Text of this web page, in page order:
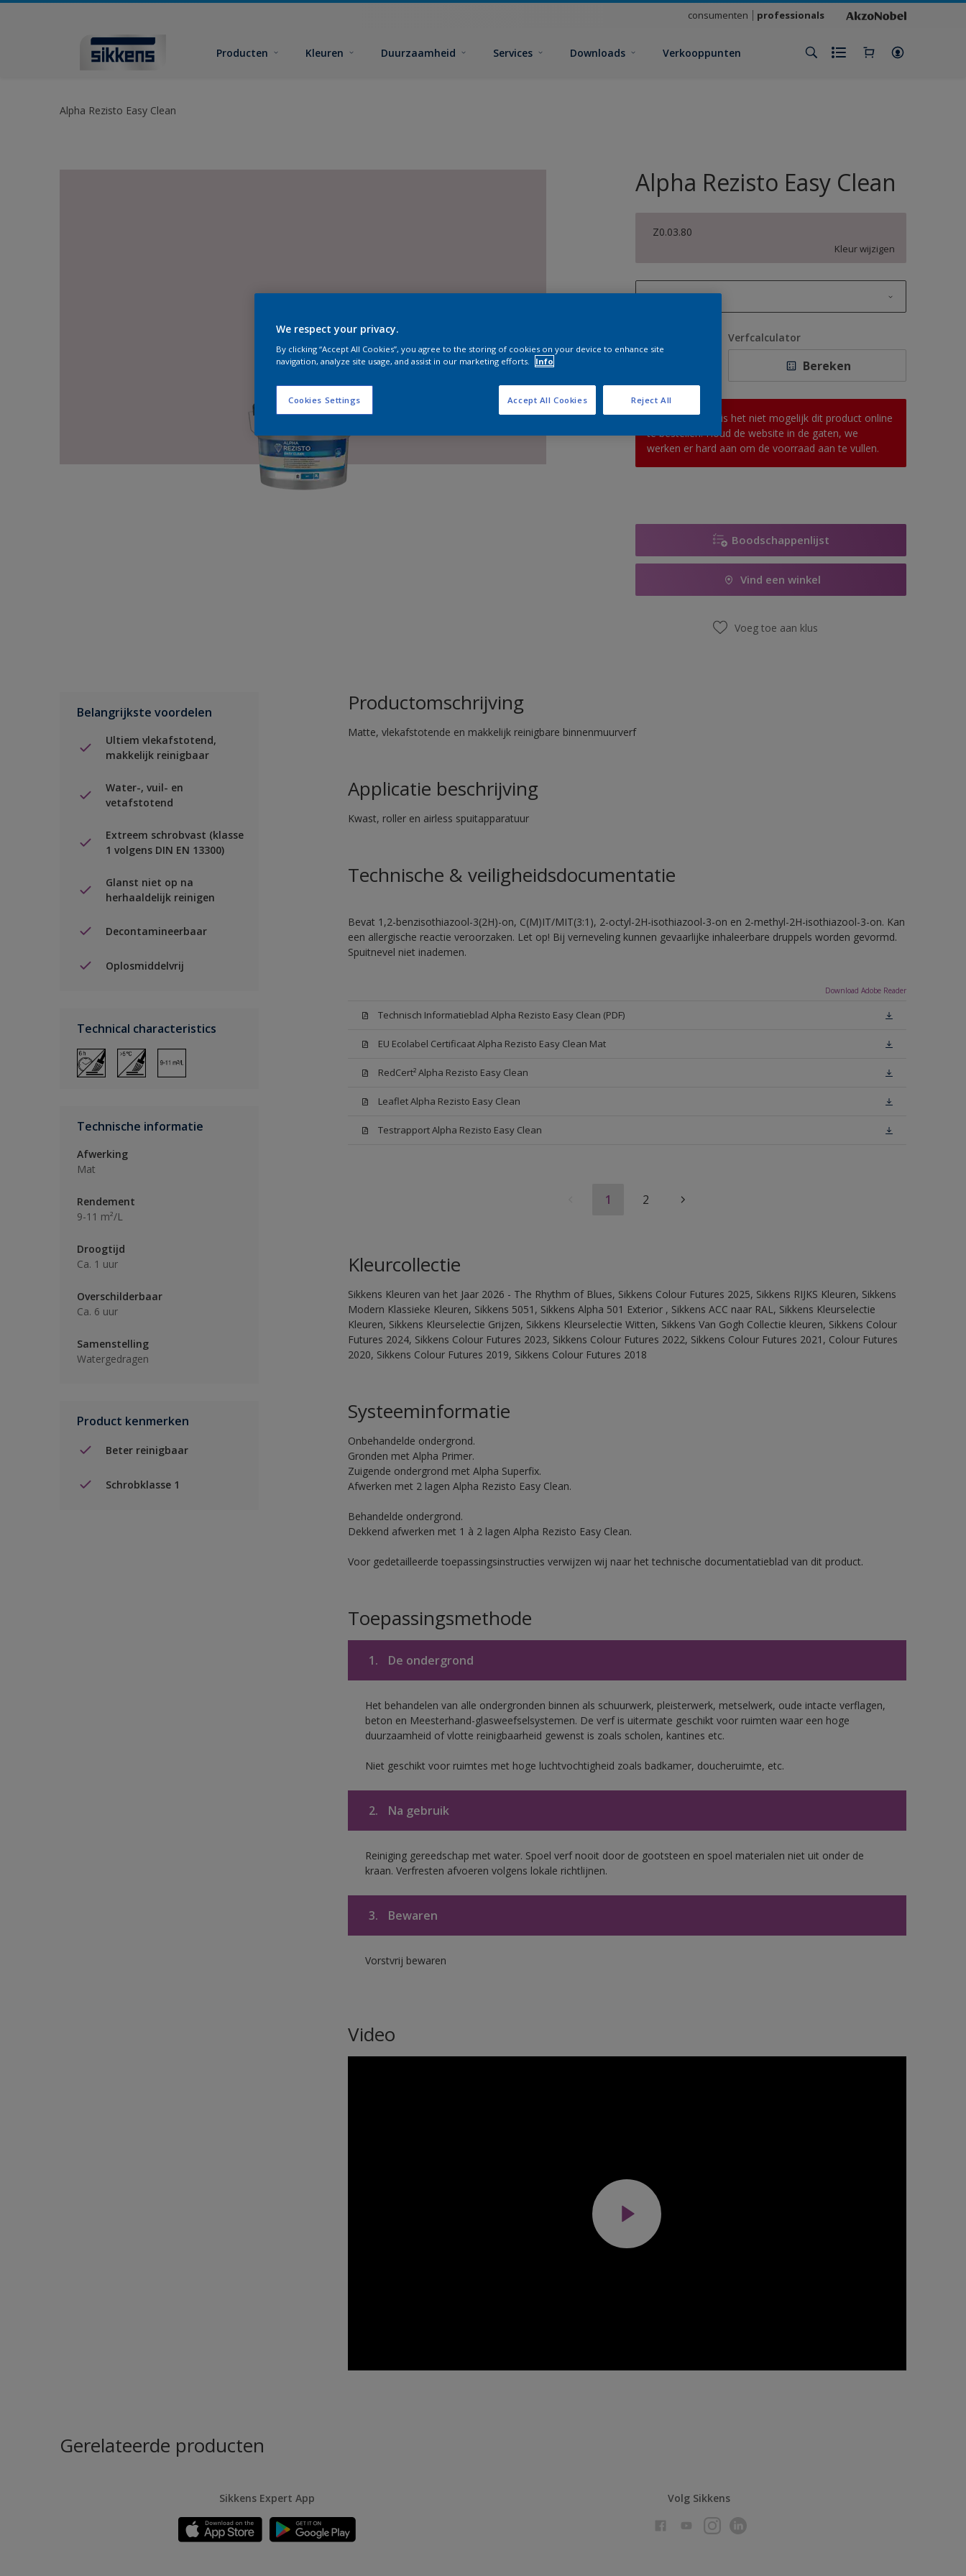
consumenten professionals
Producten Kleuren Duurzaamheid Services Downloads Verkooppunten
Alpha Rezisto Easy Clean
Alpha Rezisto Easy Clean
Z0.03.80
Kleur wijzigen
1 L
2,5 L
10 L
Verfcalculator
Bereken
Op dit moment is het niet mogelijk dit product online
te bestellen. Houd de website in de gaten, we
werken er hard aan om de voorraad aan te vullen.
Boodschappenlijst
Vind een winkel
Voeg toe aan klus
Belangrijkste voordelen
Ultiem vlekafstotend,
makkelijk reinigbaar
Water-, vuil- en
vetafstotend
Extreem schrobvast (klasse
1 volgens DIN EN 13300)
Glanst niet op na
herhaaldelijk reinigen
Decontamineerbaar
Oplosmiddelvrij
Technical characteristics
Technische informatie
Afwerking
Mat
Rendement
9-11 m²/L
Droogtijd
Ca. 1 uur
Overschilderbaar
Ca. 6 uur
Samenstelling
Watergedragen
Product kenmerken
Beter reinigbaar
Schrobklasse 1
Productomschrijving
Matte, vlekafstotende en makkelijk reinigbare binnenmuurverf
Applicatie beschrijving
Kwast, roller en airless spuitapparatuur
Technische & veiligheidsdocumentatie
Bevat 1,2-benzisothiazool-3(2H)-on, C(M)IT/MIT(3:1), 2-octyl-2H-isothiazool-3-on en 2-methyl-2H-isothiazool-3-on. Kan
een allergische reactie veroorzaken. Let op! Bij verneveling kunnen gevaarlijke inhaleerbare druppels worden gevormd.
Spuitnevel niet inademen.
Download Adobe Reader
Technisch Informatieblad Alpha Rezisto Easy Clean (PDF)
EU Ecolabel Certificaat Alpha Rezisto Easy Clean Mat
RedCert² Alpha Rezisto Easy Clean
Leaflet Alpha Rezisto Easy Clean
Testrapport Alpha Rezisto Easy Clean
1 2
Kleurcollectie
Sikkens Kleuren van het Jaar 2026 - The Rhythm of Blues, Sikkens Colour Futures 2025, Sikkens RIJKS Kleuren, Sikkens
Modern Klassieke Kleuren, Sikkens 5051, Sikkens Alpha 501 Exterior , Sikkens ACC naar RAL, Sikkens Kleurselectie
Kleuren, Sikkens Kleurselectie Grijzen, Sikkens Kleurselectie Witten, Sikkens Van Gogh Collectie kleuren, Sikkens Colour
Futures 2024, Sikkens Colour Futures 2023, Sikkens Colour Futures 2022, Sikkens Colour Futures 2021, Colour Futures
2020, Sikkens Colour Futures 2019, Sikkens Colour Futures 2018
Systeeminformatie
Onbehandelde ondergrond.
Gronden met Alpha Primer.
Zuigende ondergrond met Alpha Superfix.
Afwerken met 2 lagen Alpha Rezisto Easy Clean.
Behandelde ondergrond.
Dekkend afwerken met 1 à 2 lagen Alpha Rezisto Easy Clean.
Voor gedetailleerde toepassingsinstructies verwijzen wij naar het technische documentatieblad van dit product.
Toepassingsmethode
1. De ondergrond
Het behandelen van alle ondergronden binnen als schuurwerk, pleisterwerk, metselwerk, oude intacte verflagen,
beton en Meesterhand-glasweefselsystemen. De verf is uitermate geschikt voor ruimten waar een hoge
duurzaamheid of vlotte reinigbaarheid gewenst is zoals scholen, kantines etc.
Niet geschikt voor ruimtes met hoge luchtvochtigheid zoals badkamer, doucheruimte, etc.
2. Na gebruik
Reiniging gereedschap met water. Spoel verf nooit door de gootsteen en spoel materialen niet uit onder de
kraan. Verfresten afvoeren volgens lokale richtlijnen.
3. Bewaren
Vorstvrij bewaren
Video
Gerelateerde producten
Sikkens Expert App Volg Sikkens
We respect your privacy.
By clicking “Accept All Cookies”, you agree to the storing of cookies on your device to enhance site
navigation, analyze site usage, and assist in our marketing efforts.
Info
Cookies Settings Reject All
Accept All Cookies